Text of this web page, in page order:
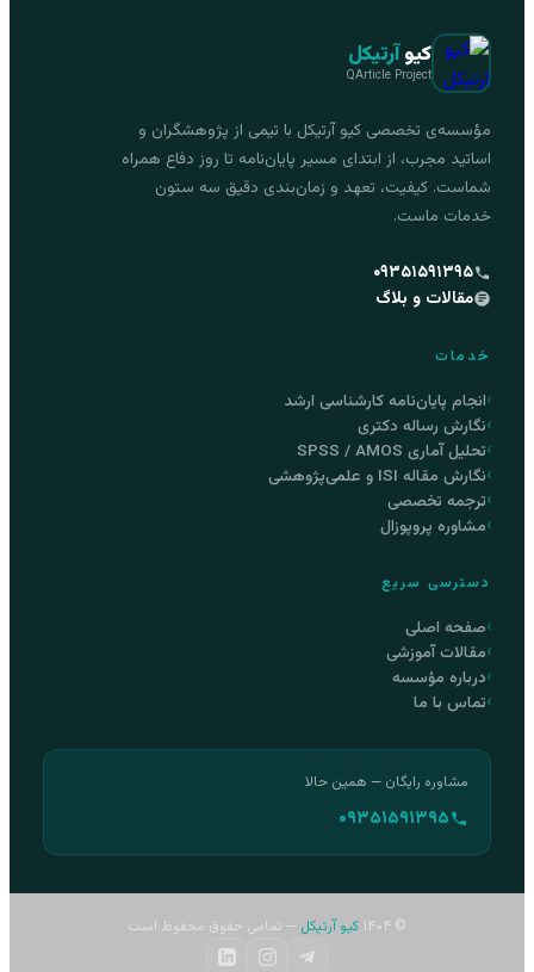
کیوآرتیکل
QArticle Project
مؤسسه‌ی تخصصی کیو آرتیکل با تیمی از پژوهشگران و
اساتید مجرب، از ابتدای مسیر پایان‌نامه تا روز دفاع همراه
شماست. کیفیت، تعهد و زمان‌بندی دقیق سه ستون
خدمات ماست.
۰۹۳۵۱۵۹۱۳۹۵
مقالات و بلاگ
خدمات
انجام پایان‌نامه کارشناسی ارشد
نگارش رساله دکتری
تحلیل آماری SPSS / AMOS
نگارش مقاله ISI و علمی‌پژوهشی
ترجمه تخصصی
مشاوره پروپوزال
دسترسی سریع
صفحه اصلی
مقالات آموزشی
درباره مؤسسه
تماس با ما
مشاوره رایگان — همین حالا
۰۹۳۵۱۵۹۱۳۹۵
© ۱۴۰۴ کیو آرتیکل — تمامی حقوق محفوظ است